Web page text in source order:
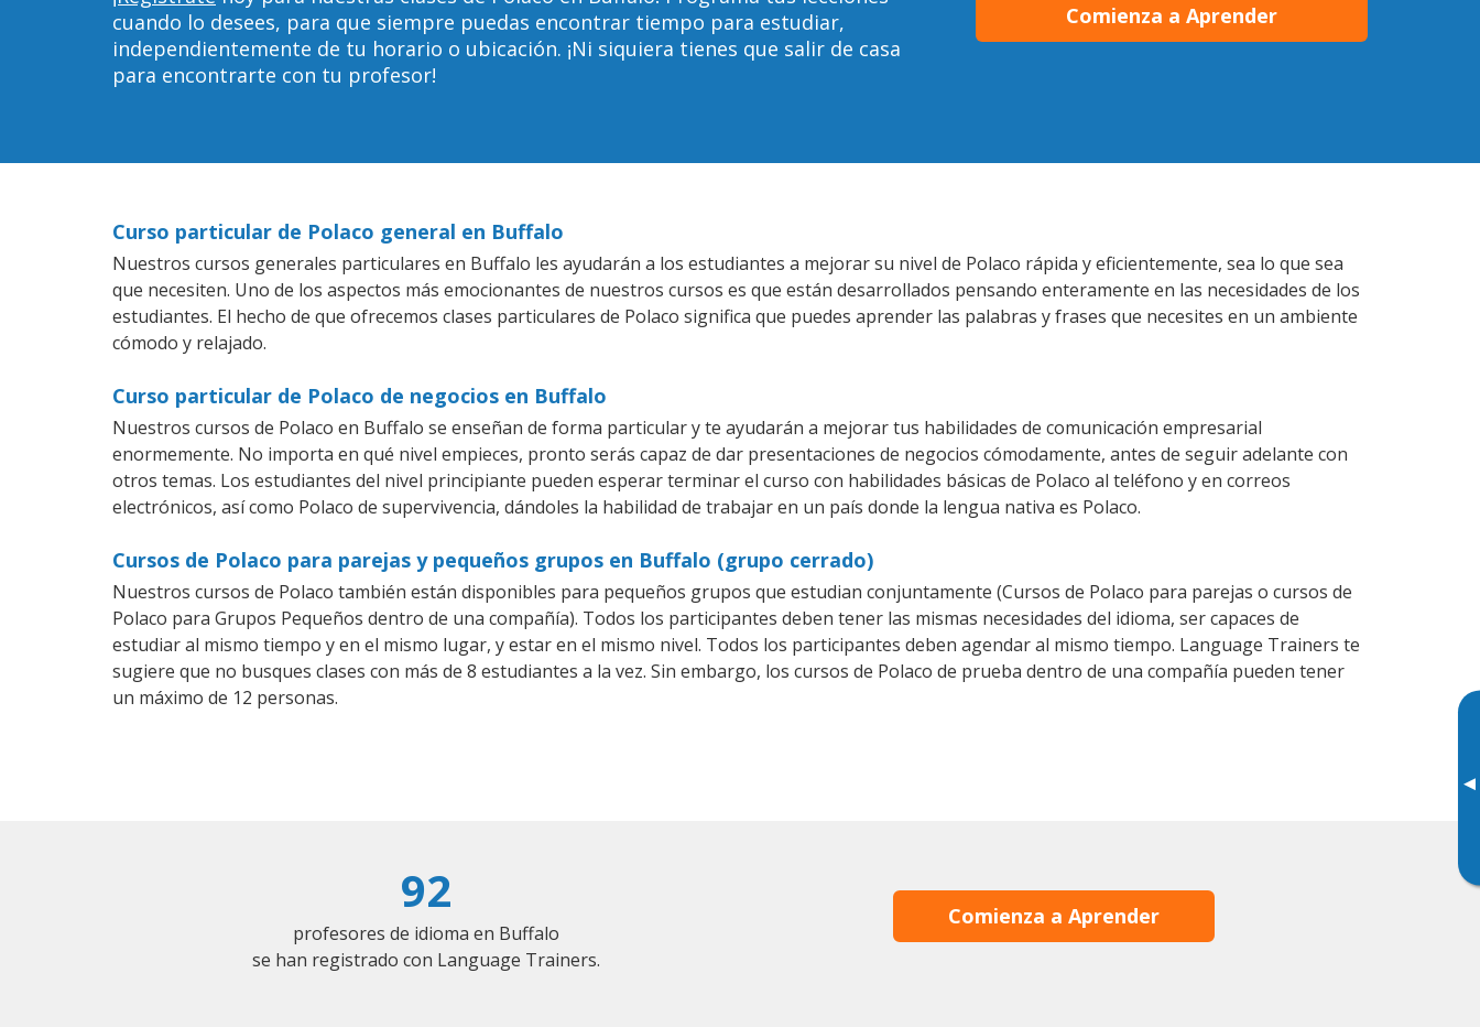
▸
cuando lo desees, para que siempre puedas encontrar tiempo para estudiar,
independientemente de tu horario o ubicación. ¡Ni siquiera tienes que salir de casa
para encontrarte con tu profesor!
Comienza a Aprender
Curso particular de Polaco general en Buffalo
Nuestros cursos generales particulares en Buffalo les ayudarán a los estudiantes a mejorar su nivel de Polaco rápida y eficientemente, sea lo que sea
que necesiten. Uno de los aspectos más emocionantes de nuestros cursos es que están desarrollados pensando enteramente en las necesidades de los
estudiantes. El hecho de que ofrecemos clases particulares de Polaco significa que puedes aprender las palabras y frases que necesites en un ambiente
cómodo y relajado.
Curso particular de Polaco de negocios en Buffalo
Nuestros cursos de Polaco en Buffalo se enseñan de forma particular y te ayudarán a mejorar tus habilidades de comunicación empresarial
enormemente. No importa en qué nivel empieces, pronto serás capaz de dar presentaciones de negocios cómodamente, antes de seguir adelante con
otros temas. Los estudiantes del nivel principiante pueden esperar terminar el curso con habilidades básicas de Polaco al teléfono y en correos
electrónicos, así como Polaco de supervivencia, dándoles la habilidad de trabajar en un país donde la lengua nativa es Polaco.
Cursos de Polaco para parejas y pequeños grupos en Buffalo (grupo cerrado)
Nuestros cursos de Polaco también están disponibles para pequeños grupos que estudian conjuntamente (Cursos de Polaco para parejas o cursos de
Polaco para Grupos Pequeños dentro de una compañía). Todos los participantes deben tener las mismas necesidades del idioma, ser capaces de
estudiar al mismo tiempo y en el mismo lugar, y estar en el mismo nivel. Todos los participantes deben agendar al mismo tiempo. Language Trainers te
sugiere que no busques clases con más de 8 estudiantes a la vez. Sin embargo, los cursos de Polaco de prueba dentro de una compañía pueden tener
un máximo de 12 personas.
92
profesores de idioma en Buffalo
se han registrado con Language Trainers.
Comienza a Aprender